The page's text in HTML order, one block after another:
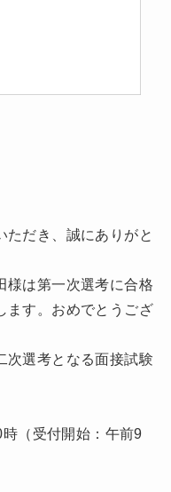
ただき、誠にありがと
様は第一次選考に合格
ます。おめでとうござ
次選考となる面接試験
（受付開始：午前9